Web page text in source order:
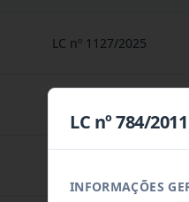
LC nº 1127/2025
LC nº 784/2011
INFORMAÇÕES